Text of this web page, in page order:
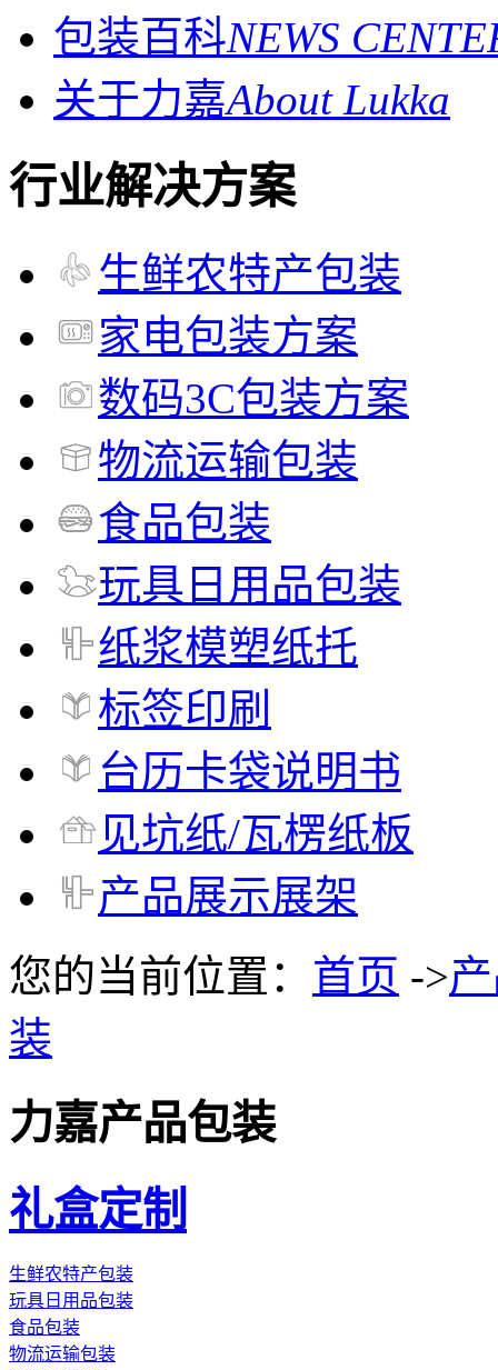
包装百科NEWS
关于力嘉About Lukka
行业解决方案
生鲜农特产包装
家电包装方案
数码3C包装方案
物流运输包装
食品包装
玩具日用品包装
纸浆模塑纸托
标签印刷
台历卡袋说明书
见坑纸/瓦楞纸板
产品展示展架
您的当前位置： 首页 ->
装
力嘉产品包装
礼盒定制
生鲜农特产包装
玩具日用品包装
食品包装
物流运输包装